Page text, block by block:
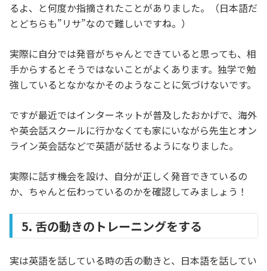
るよ、と何度か指摘されたことがありました。（日本語だ
とどちらも”リサ”なので難しいですね。）
実際に自分では発音がちゃんとできていると思っても、相
手からするとそうではないことがよくあります。独学で勉
強しているとなかなかそのようなことに気づけないです。
ですが最近ではインターネットが普及したおかげで、海外
や英会話スクールに行かなくても家にいながら先生とオン
ライン英会話などで英語が話せるようになりました。
実際に話す機会を設け、自分が正しく発音できているの
か、ちゃんと伝わっているのかを確認してみましょう！
5. 舌の動きのトレーニングをする
実は英語を話している時の舌の動きと、日本語を話してい